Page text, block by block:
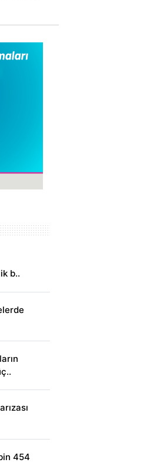
b..
454